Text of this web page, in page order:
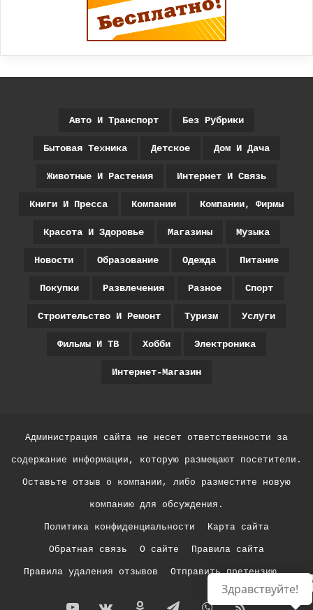
Авто И Транспорт Без Рубрики
Бытовая Техника Детское Дом И Дача
Животные И Растения Интернет И Связь
Книги И Пресса Компании Компании, Фирмы
Красота И Здоровье Магазины Музыка
Новости Образование Одежда Питание
Покупки Развлечения Разное Спорт
Строительство И Ремонт Туризм Услуги
Фильмы И ТВ Хобби Электроника
Интернет-Магазин
Администрация сайта не несет ответственности за
содержание информации, которую размещают посетители.
Оставьте отзыв о компании, либо разместите новую
компанию для обсуждения.
Политика конфиденциальности Карта сайта
Обратная связь О сайте Правила сайта
Правила удаления отзывов
Отправить претензию
YouTubevk.comОдноклассники
TelegramWhatsApp
RSS
Здравствуйте!